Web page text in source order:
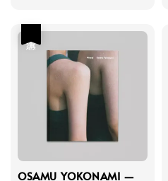
OSAMU YOKONAMI —